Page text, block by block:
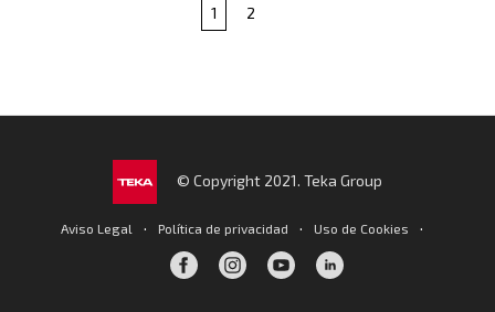
1 2
© Copyright 2021. Teka Group
Aviso Legal · Política de privacidad · Uso de Cookies ·